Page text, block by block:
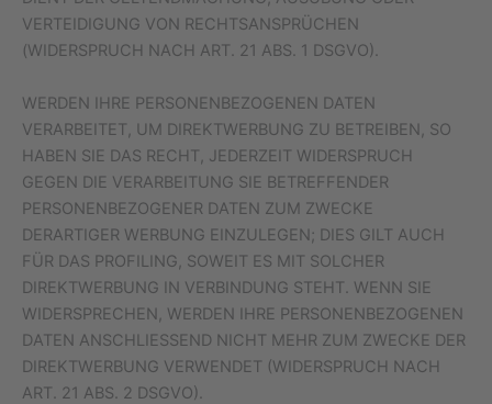
VERTEIDIGUNG VON RECHTSANSPRÜCHEN
(WIDERSPRUCH NACH ART. 21 ABS. 1 DSGVO).
WERDEN IHRE PERSONENBEZOGENEN DATEN
VERARBEITET, UM DIREKTWERBUNG ZU BETREIBEN, SO
HABEN SIE DAS RECHT, JEDERZEIT WIDERSPRUCH
GEGEN DIE VERARBEITUNG SIE BETREFFENDER
PERSONENBEZOGENER DATEN ZUM ZWECKE
DERARTIGER WERBUNG EINZULEGEN; DIES GILT AUCH
FÜR DAS PROFILING, SOWEIT ES MIT SOLCHER
DIREKTWERBUNG IN VERBINDUNG STEHT. WENN SIE
WIDERSPRECHEN, WERDEN IHRE PERSONENBEZOGENEN
DATEN ANSCHLIESSEND NICHT MEHR ZUM ZWECKE DER
DIREKTWERBUNG VERWENDET (WIDERSPRUCH NACH
ART. 21 ABS. 2 DSGVO).